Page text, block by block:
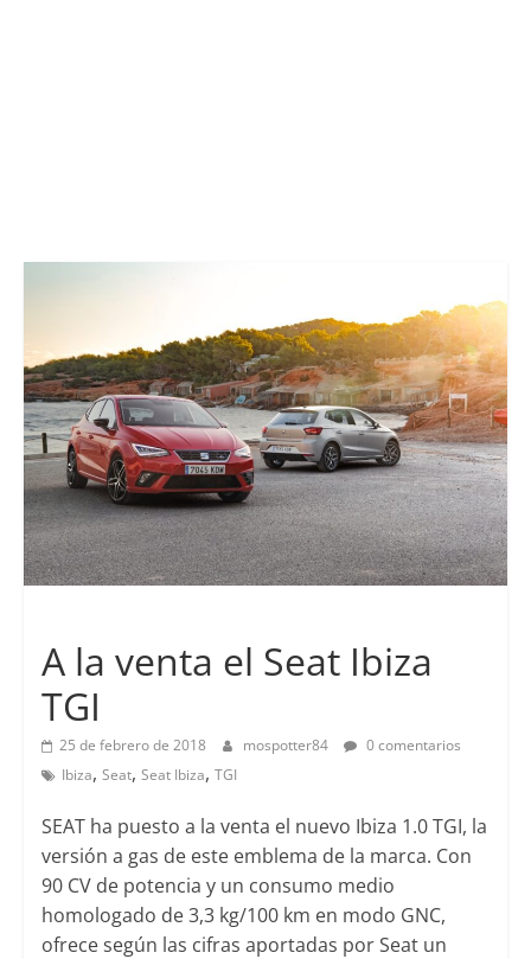
A la venta el Seat Ibiza
TGI
25 de febrero de 2018 mospotter84
0 comentarios
Ibiza, Seat, Seat Ibiza, TGI
SEAT ha puesto a la venta el nuevo Ibiza 1.0 TGI, la
versión a gas de este emblema de la marca. Con
90 CV de potencia y un consumo medio
homologado de 3,3 kg/100 km en modo GNC,
ofrece según las cifras aportadas por Seat un